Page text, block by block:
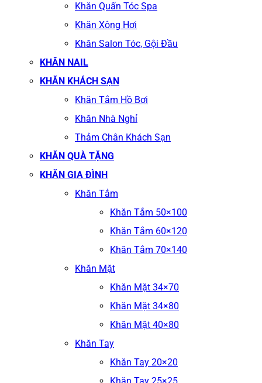
Khăn Quấn Tóc Spa
Khăn Xông Hơi
Khăn Salon Tóc, Gội Đầu
KHĂN NAIL
KHĂN KHÁCH SẠN
Khăn Tắm Hồ Bơi
Khăn Nhà Nghỉ
Thảm Chân Khách Sạn
KHĂN QUÀ TẶNG
KHĂN GIA ĐÌNH
Khăn Tắm
Khăn Tắm 50×100
Khăn Tắm 60×120
Khăn Tắm 70×140
Khăn Mặt
Khăn Mặt 34×70
Khăn Mặt 34×80
Khăn Mặt 40×80
Khăn Tay
Khăn Tay 20×20